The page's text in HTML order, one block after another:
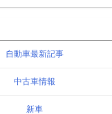
自動車最新記事
中古車情報
新車